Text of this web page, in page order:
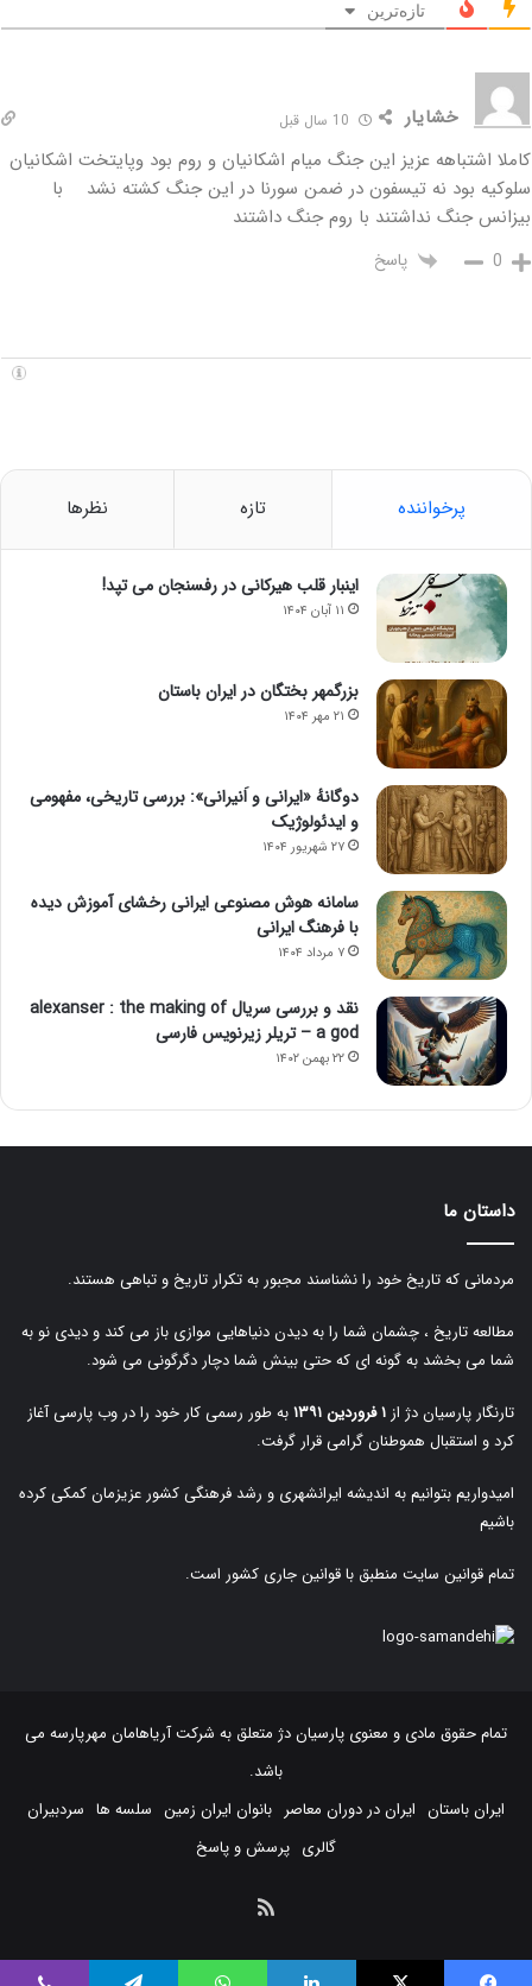
تازه‌ترین
خشایار
کاملا اشتباهه عزیز این جنگ میام اشکانیان و روم بود وپایتخت اشکانیان
سلوکیه بود نه تیسفون در ضمن سورنا در این جنگ کشته نشد با
بیزانس جنگ نداشتند با روم جنگ داشتند
0 پاسخ
پرخواننده تازه نظرها
اینبار قلب هیرکانی در رفسنجان می تپد!
۱۱ آبان ۱۴۰۴
بزرگمهر بختگان در ایران باستان
۲۱ مهر ۱۴۰۴
دوگانهٔ «ایرانی و اَنیرانی»: بررسی تاریخی، مفهومی
و ایدئولوژیک
۲۷ شهریور ۱۴۰۴
سامانه هوش مصنوعی ایرانی رخشای آموزش دیده
با فرهنگ ایرانی
۷ مرداد ۱۴۰۴
نقد و بررسی سریال alexanser : the making of
a god – تریلر زیرنویس فارسی
۲۲ بهمن ۱۴۰۲
داستان ما
مردمانی که تاریخ خود را نشناسند مجبور به تکرار تاریخ و تباهی هستند.
مطالعه تاریخ ، چشمان شما را به دیدن دنیاهایی موازی باز می کند و دیدی نو به
شما می بخشد به گونه ای که حتی بینش شما دچار دگرگونی می شود.
تارنگار پارسیان دژ از۱ فروردین ۱۳۹۱
به طور رسمی کار خود را در وب پارسی آغاز
کرد و استقبال هموطنان گرامی قرار گرفت.
امیدواریم بتوانیم به اندیشه ایرانشهری و رشد فرهنگی کشور عزیزمان کمکی کرده
باشیم
تمام قوانین سایت منطبق با قوانین جاری کشور است.
تمام حقوق مادی و معنوی پارسیان دژ متعلق به شرکت آریاهامان مهرپارسه می
باشد.
ایران باستان ایران در دوران معاصر بانوان ایران زمین سلسه ها سردبیران
گالری پرسش و پاسخ
خوراک